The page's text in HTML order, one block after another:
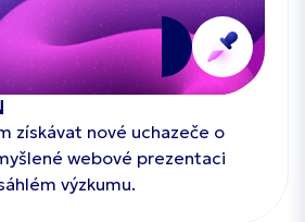
získávat nové uchazeče o
webové prezentaci
výzkumu.